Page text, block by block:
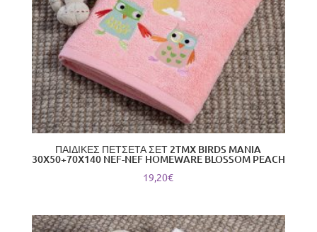
ΠΑΙΔΙΚΕΣ ΠΕΤΣΕΤΑ ΣΕΤ 2TMX BIRDS MANIA
30X50+70X140 NEF-NEF HOMEWARE BLOSSOM PEACH
19,20€